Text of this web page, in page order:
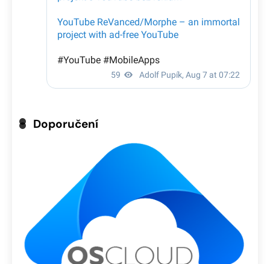
Doporučení